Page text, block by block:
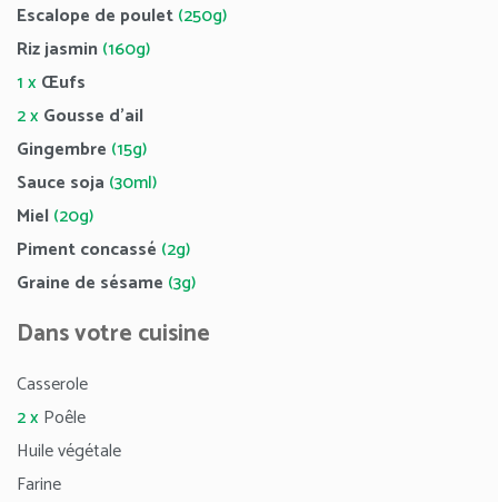
Escalope de poulet(250g)
Riz jasmin(160g)
1 xŒufs
2 xGousse d’ail
Gingembre (15g)
Sauce soja (30ml)
Miel(20g)
Piment concassé (2g)
Graine de sésame (3g)
Dans votre cuisine
Casserole
2 xPoêle
Huile végétale
Farine